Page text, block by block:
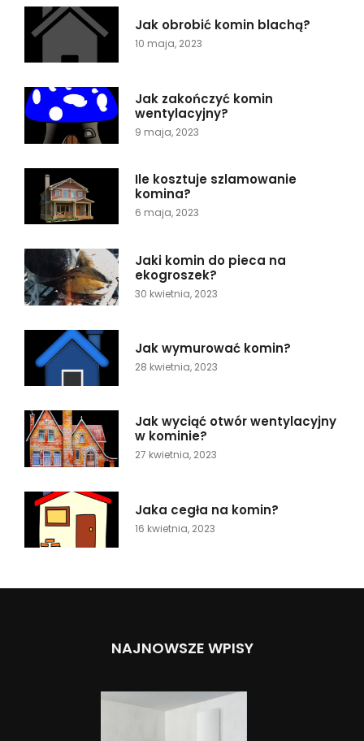
Jak obrobić komin blachą?
10 maja, 2023
Jak zakończyć komin
wentylacyjny?
9 maja, 2023
Ile kosztuje szlamowanie
komina?
6 maja, 2023
Jaki komin do pieca na
ekogroszek?
30 kwietnia, 2023
Jak wymurować komin?
28 kwietnia, 2023
Jak wyciąć otwór wentylacyjny
w kominie?
27 kwietnia, 2023
Jaka cegła na komin?
16 kwietnia, 2023
NAJNOWSZE WPISY